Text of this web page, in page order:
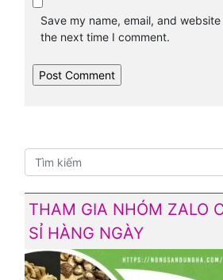
Save my name, email, and
the next time I comment.
THAM GIA NHÓM ZALO
SỈ HÀNG NGÀY